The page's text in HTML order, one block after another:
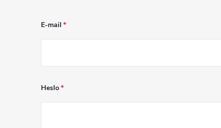
E-mail
Heslo